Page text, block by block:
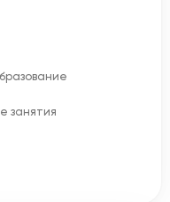
занятия